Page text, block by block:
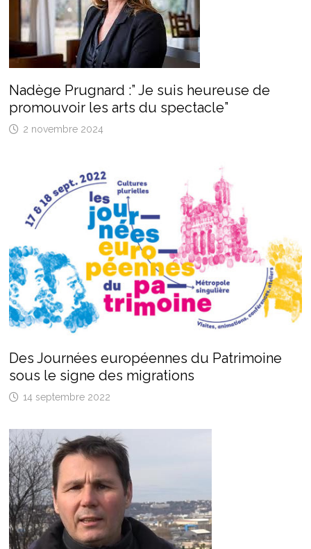
Nadège Prugnard :” Je suis heureuse de
promouvoir les arts du spectacle”
2 novembre 2024
Des Journées européennes du Patrimoine
sous le signe des migrations
14 septembre 2022